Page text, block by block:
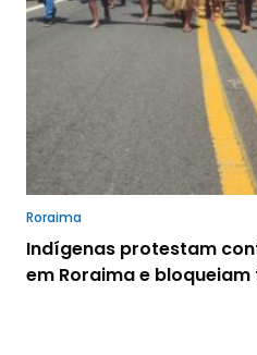
Roraima
Indígenas protestam
em Roraima e bloqueiam